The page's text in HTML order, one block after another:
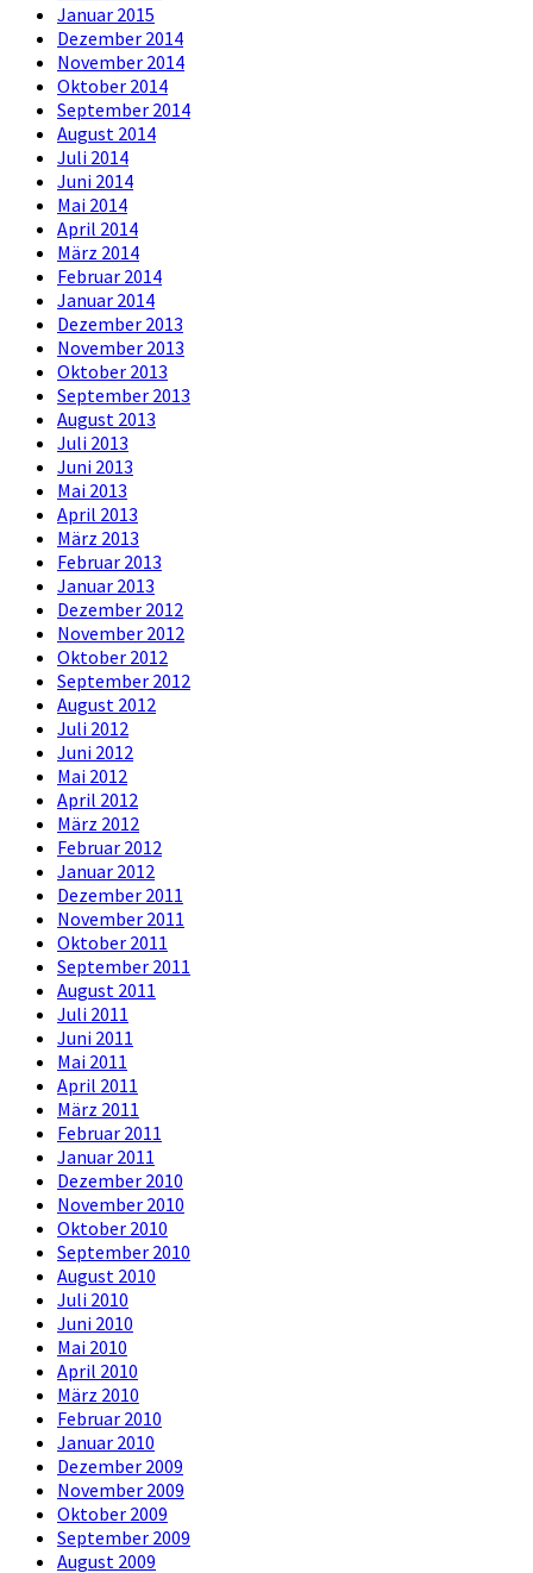
Januar 2015
Dezember 2014
November 2014
Oktober 2014
September 2014
August 2014
Juli 2014
Juni 2014
Mai 2014
April 2014
März 2014
Februar 2014
Januar 2014
Dezember 2013
November 2013
Oktober 2013
September 2013
August 2013
Juli 2013
Juni 2013
Mai 2013
April 2013
März 2013
Februar 2013
Januar 2013
Dezember 2012
November 2012
Oktober 2012
September 2012
August 2012
Juli 2012
Juni 2012
Mai 2012
April 2012
März 2012
Februar 2012
Januar 2012
Dezember 2011
November 2011
Oktober 2011
September 2011
August 2011
Juli 2011
Juni 2011
Mai 2011
April 2011
März 2011
Februar 2011
Januar 2011
Dezember 2010
November 2010
Oktober 2010
September 2010
August 2010
Juli 2010
Juni 2010
Mai 2010
April 2010
März 2010
Februar 2010
Januar 2010
Dezember 2009
November 2009
Oktober 2009
September 2009
August 2009